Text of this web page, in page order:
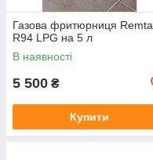
Газова фритюрниця Remta
R94 LPG на 5 л
В наявності
5 500 ₴
Купити